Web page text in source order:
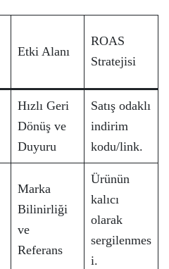
Etki Alanı
ROAS
Stratejisi
Hızlı Geri
Dönüş ve
Duyuru
Satış odaklı
indirim
kodu/link.
Marka
Bilinirliği
ve
Referans
Ürünün
kalıcı
olarak
sergilenmes
i.